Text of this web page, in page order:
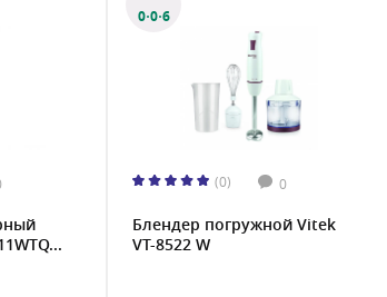
0·0·6
(0) 0
Блендер погружной Vitek
VT-8522 W